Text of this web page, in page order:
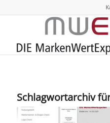
Schlagwortarchiv